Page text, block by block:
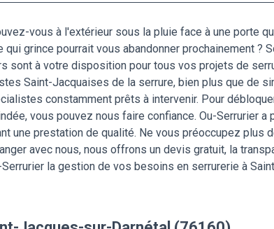
vous à l'extérieur sous la pluie face à une porte
qui grince pourrait vous abandonner prochainement ?
sont à votre disposition pour tous vos projets de
Saint-Jacquaises de la serrure, bien plus que de
constamment prêts à intervenir. Pour
vous pouvez nous faire confiance. Ou-Serrurier
une prestation de qualité. Ne vous préoccupez plus
avec nous, nous offrons un devis gratuit, la
la gestion de vos besoins en serrurerie à